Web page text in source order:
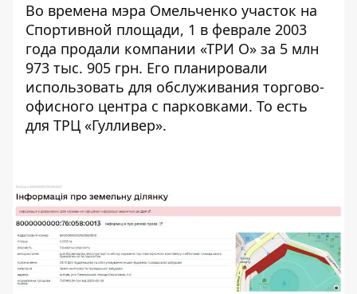
Во времена мэра Омельченко участок на
Спортивной площади, 1 в феврале 2003
года продали компании «ТРИ О» за 5 млн
973 тыс. 905 грн. Его планировали
использовать для обслуживания торгово-
офисного центра с парковками. То есть
для ТРЦ «Гулливер».